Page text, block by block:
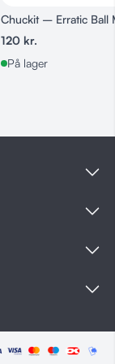
Chuckit – Erratic Ball
120kr.
På lager